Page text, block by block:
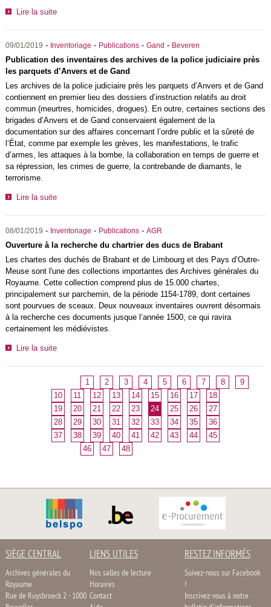
Lire la suite
09/01/2019 - Inventoriage - Publications- Gand - Beveren
Publication des inventaires des archives de la police judiciaire près
les parquets d’Anvers et de Gand
Les archives de la police judiciaire près les parquets d’Anvers et de Gand
contiennent en premier lieu des dossiers d’instruction relatifs au droit
commun (meurtres, homicides, drogues). En outre, certaines sections des
brigades d’Anvers et de Gand conservaient également de la
documentation sur des affaires concernant l’ordre public et la sûreté de
l’État, comme par exemple les grèves, les manifestations, le trafic
d’armes, les attaques à la bombe, la collaboration en temps de guerre et
sa répression, les crimes de guerre, la contrebande de diamants, le
terrorisme.
Lire la suite
08/01/2019 - Inventoriage - Publications- AGR
Ouverture à la recherche du chartrier des ducs de Brabant
Les chartes des duchés de Brabant et de Limbourg et des Pays d’Outre-
Meuse sont l'une des collections importantes des Archives générales du
Royaume. Cette collection comprend plus de 15.000 chartes,
principalement sur parchemin, de la période 1154-1789, dont certaines
sont pourvues de sceaux. Deux nouveaux inventaires ouvrent désormais
à la recherche ces documents jusque l’année 1500, ce qui ravira
certainement les médiévistes.
Lire la suite
1 2 3 4 5 6 7 8
9
10
11 12 13 14 15 16 17
18
19
20 21 22 23 24 25 26
27
28
29 30 31 32 33 34 35
36
37
38 39 40 41 42 43 44
45
46
47 48
SIÈGE CENTRAL
Archives générales du
Royaume
Rue de Ruysbroeck 2 - 1000
LIENS UTILES
Nos salles de lecture
Horaires
Contact
RESTEZ INFORMÉS
Suivez-nous sur Facebook
!
Inscrivez-vous à notre